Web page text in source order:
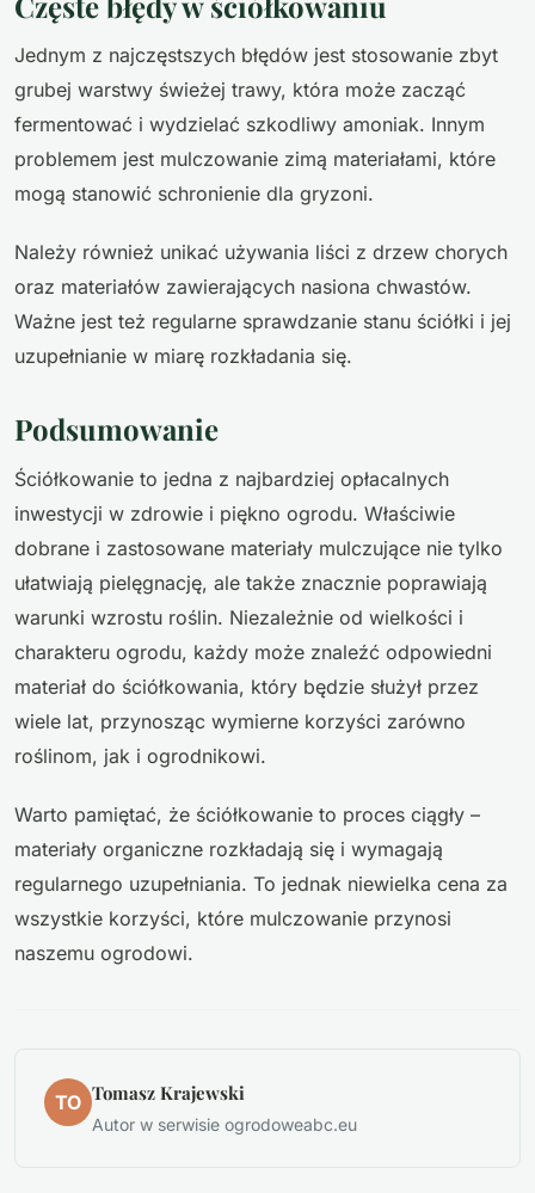
Jednym z najczęstszych błędów jest stosowanie zbyt
grubej warstwy świeżej trawy, która może zacząć
fermentować i wydzielać szkodliwy amoniak. Innym
problemem jest mulczowanie zimą materiałami, które
mogą stanowić schronienie dla gryzoni.
Należy również unikać używania liści z drzew chorych
oraz materiałów zawierających nasiona chwastów.
Ważne jest też regularne sprawdzanie stanu ściółki i jej
uzupełnianie w miarę rozkładania się.
Podsumowanie
Ściółkowanie to jedna z najbardziej opłacalnych
inwestycji w zdrowie i piękno ogrodu. Właściwie
dobrane i zastosowane materiały mulczujące nie tylko
ułatwiają pielęgnację, ale także znacznie poprawiają
warunki wzrostu roślin. Niezależnie od wielkości i
charakteru ogrodu, każdy może znaleźć odpowiedni
materiał do ściółkowania, który będzie służył przez
wiele lat, przynosząc wymierne korzyści zarówno
roślinom, jak i ogrodnikowi.
Warto pamiętać, że ściółkowanie to proces ciągły –
materiały organiczne rozkładają się i wymagają
regularnego uzupełniania. To jednak niewielka cena za
wszystkie korzyści, które mulczowanie przynosi
naszemu ogrodowi.
TO Tomasz Krajewski
Autor w serwisie ogrodoweabc.eu